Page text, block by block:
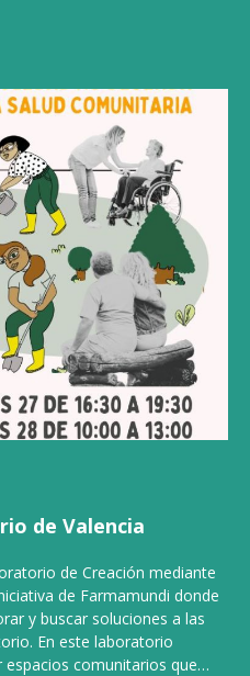
de Valencia
de Creación mediante
de Farmamundi donde
y buscar soluciones a las
En este laboratorio
comunitarios que…